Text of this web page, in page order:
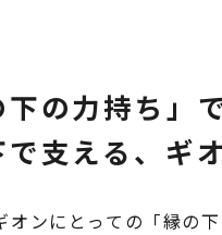
下の力持ち」
支える、ギ
オンにとっての「縁の